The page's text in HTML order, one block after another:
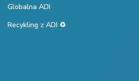
Globalna ADI
Recykling z ADI ♻️